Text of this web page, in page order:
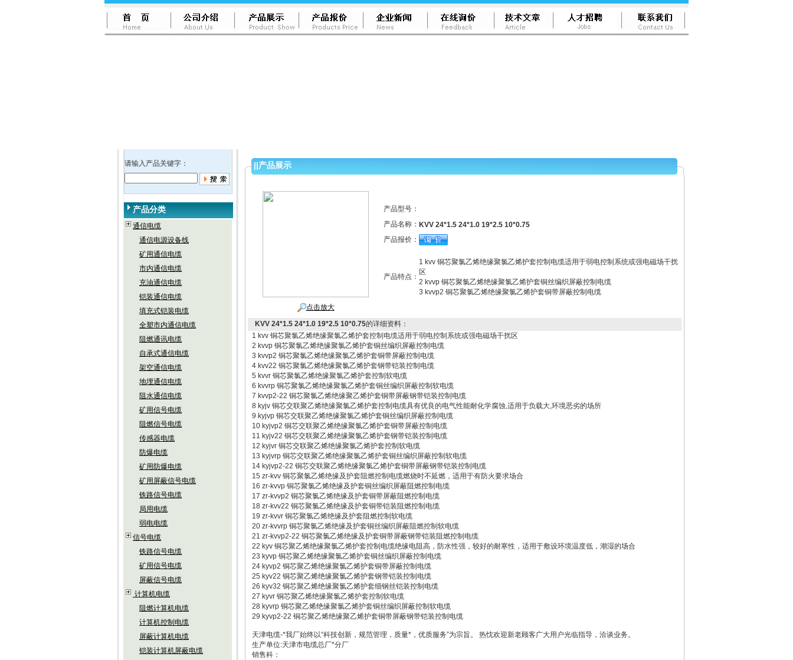
请输入产品关键字：
产品分类
通信电缆
通信电源设备线
矿用通信电缆
市内通信电缆
充油通信电缆
铠装通信电缆
填充式铠装电缆
全塑市内通信电缆
阻燃通讯电缆
自承式通信电缆
架空通信电缆
地埋通信电缆
阻水通信电缆
矿用信号电缆
阻燃信号电缆
传感器电缆
防爆电缆
矿用防爆电缆
矿用屏蔽信号电缆
铁路信号电缆
局用电缆
弱电电缆
信号电缆
铁路信号电缆
矿用信号电缆
屏蔽信号电缆
计算机电缆
阻燃计算机电缆
计算机控制电缆
屏蔽计算机电缆
铠装计算机屏蔽电缆
||产品展示
点击放大
产品型号：
产品名称： KVV 24*1.5 24*1.0 19*2.5 10*0.75
产品报价：
产品特点：
1 kvv 铜芯聚氯乙烯绝缘聚氯乙烯护套控制电缆适用于弱电控制系统或强电磁场干扰
区
2 kvvp 铜芯聚氯乙烯绝缘聚氯乙烯护套铜丝编织屏蔽控制电缆
3 kvvp2 铜芯聚氯乙烯绝缘聚氯乙烯护套铜带屏蔽控制电缆
KVV 24*1.5 24*1.0 19*2.5 10*0.75的详细资料：
1 kvv 铜芯聚氯乙烯绝缘聚氯乙烯护套控制电缆适用于弱电控制系统或强电磁场干扰区
2 kvvp 铜芯聚氯乙烯绝缘聚氯乙烯护套铜丝编织屏蔽控制电缆
3 kvvp2 铜芯聚氯乙烯绝缘聚氯乙烯护套铜带屏蔽控制电缆
4 kvv22 铜芯聚氯乙烯绝缘聚氯乙烯护套钢带铠装控制电缆
5 kvvr 铜芯聚氯乙烯绝缘聚氯乙烯护套控制软电缆
6 kvvrp 铜芯聚氯乙烯绝缘聚氯乙烯护套铜丝编织屏蔽控制软电缆
7 kvvp2-22 铜芯聚氯乙烯绝缘聚乙烯护套铜带屏蔽钢带铠装控制电缆
8 kyjv 铜芯交联聚乙烯绝缘聚氯乙烯护套控制电缆具有优良的电气性能耐化学腐蚀,适用于负载大,环境恶劣的场所
9 kyjvp 铜芯交联聚乙烯绝缘聚氯乙烯护套铜丝编织屏蔽控制电缆
10 kyjvp2 铜芯交联聚乙烯绝缘聚氯乙烯护套铜带屏蔽控制电缆
11 kyjv22 铜芯交联聚乙烯绝缘聚氯乙烯护套钢带铠装控制电缆
12 kyjvr 铜芯交联聚乙烯绝缘聚氯乙烯护套控制软电缆
13 kyjvrp 铜芯交联聚乙烯绝缘聚氯乙烯护套铜丝编织屏蔽控制软电缆
14 kyjvp2-22 铜芯交联聚乙烯绝缘聚氯乙烯护套铜带屏蔽钢带铠装控制电缆
15 zr-kvv 铜芯聚氯乙烯绝缘及护套阻燃控制电缆燃烧时不延燃，适用于有防火要求场合
16 zr-kvvp 铜芯聚氯乙烯绝缘及护套铜丝编织屏蔽阻燃控制电缆
17 zr-kvvp2 铜芯聚氯乙烯绝缘及护套铜带屏蔽阻燃控制电缆
18 zr-kvv22 铜芯聚氯乙烯绝缘及护套铜带铠装阻燃控制电缆
19 zr-kvvr 铜芯聚氯乙烯绝缘及护套阻燃控制软电缆
20 zr-kvvrp 铜芯聚氯乙烯绝缘及护套铜丝编织屏蔽阻燃控制软电缆
21 zr-kvvp2-22 铜芯聚氯乙烯绝缘及护套铜带屏蔽钢带铠装阻燃控制电缆
22 kyv 铜芯聚乙烯绝缘聚氯乙烯护套控制电缆绝缘电阻高，防水性强，较好的耐寒性，适用于敷设环境温度低，潮湿的场合
23 kyvp 铜芯聚乙烯绝缘聚氯乙烯护套铜丝编织屏蔽控制电缆
24 kyvp2 铜芯聚乙烯绝缘聚氯乙烯护套铜带屏蔽控制电缆
25 kyv22 铜芯聚乙烯绝缘聚氯乙烯护套钢带铠装控制电缆
26 kyv32 铜芯聚乙烯绝缘聚氯乙烯护套细钢丝铠装控制电缆
27 kyvr 铜芯聚乙烯绝缘聚氯乙烯护套控制软电缆
28 kyvrp 铜芯聚乙烯绝缘聚氯乙烯护套铜丝编织屏蔽控制软电缆
29 kyvp2-22 铜芯聚乙烯绝缘聚乙烯护套铜带屏蔽钢带铠装控制电缆
天津电缆-*我厂始终以“科技创新，规范管理，质量*，优质服务”为宗旨。 热忱欢迎新老顾客广大用户光临指导，洽谈业务。
生产单位:天津市电缆总厂*分厂
销售科：